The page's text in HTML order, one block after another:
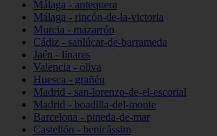
Málaga - antequera
Málaga - rincón-de-la-victoria
Murcia - mazarrón
Cádiz - sanlúcar-de-barrameda
Jaén - linares
Valencia - oliva
Huesca - grañén
Madrid - san-lorenzo-de-el-escorial
Madrid - boadilla-del-monte
Barcelona - pineda-de-mar
Castellón - benicàssim